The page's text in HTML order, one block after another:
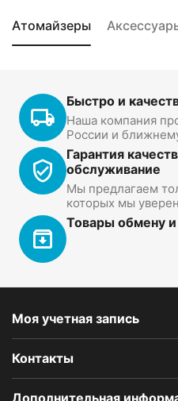
Атомайзеры
Быстро и
Наша компания
России и
Гарантия
обслуживание
Мы предлагаем
которых мы
Товары обмену
Моя учетная запись
Контакты